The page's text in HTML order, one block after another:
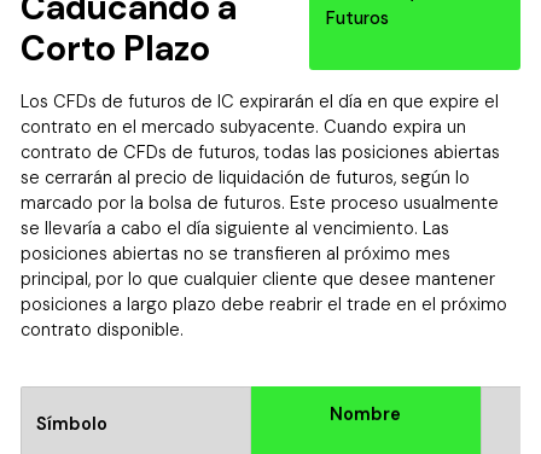
Corto Plazo
Futuros
Los CFDs de futuros de IC expirarán el día en que expire el
contrato en el mercado subyacente. Cuando expira un
contrato de CFDs de futuros, todas las posiciones abiertas
se cerrarán al precio de liquidación de futuros, según lo
marcado por la bolsa de futuros. Este proceso usualmente
se llevaría a cabo el día siguiente al vencimiento. Las
posiciones abiertas no se transfieren al próximo mes
principal, por lo que cualquier cliente que desee mantener
posiciones a largo plazo debe reabrir el trade en el próximo
contrato disponible.
Símbolo Nombre